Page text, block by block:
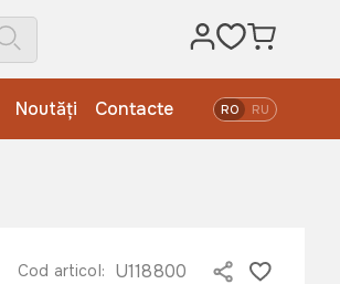
Noutăți Contacte RO RU
Cod articol: U118800